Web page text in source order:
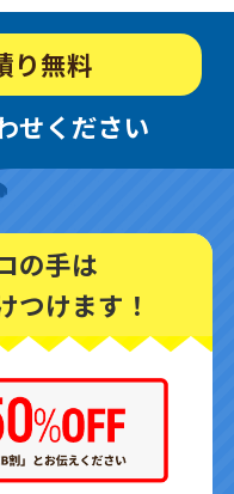
り無料
せください
の手は
つけます！